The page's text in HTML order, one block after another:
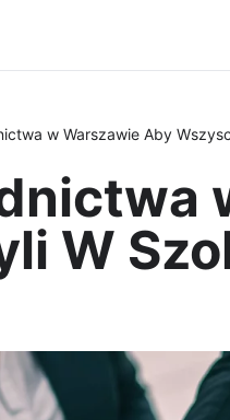
w Warszawie Aby
W